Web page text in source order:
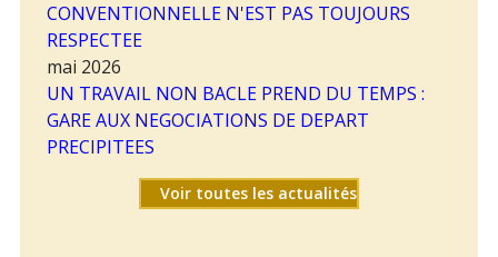
CONVENTIONNELLE N'EST PAS TOUJOURS
RESPECTEE
mai 2026
UN TRAVAIL NON BACLE PREND DU TEMPS :
GARE AUX NEGOCIATIONS DE DEPART
PRECIPITEES
Voir toutes les actualités